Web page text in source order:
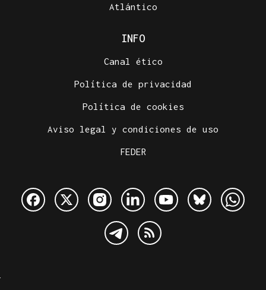
Atlántico
INFO
Canal ético
Política de privacidad
Política de cookies
Aviso legal y condiciones de uso
FEDER